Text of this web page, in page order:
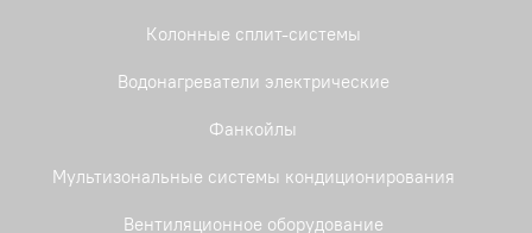
Колонные сплит-системы
Водонагреватели электрические
Фанкойлы
Мультизональные системы кондиционирования
Вентиляционное оборудование